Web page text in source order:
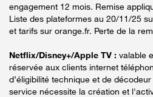
engagement 12 mois. Remise
Liste des plateformes au 20/11/25
et tarifs sur orange.fr. Perte de la
Netflix/Disney+/Apple TV : valable
réservée aux clients internet
d’éligibilité technique et de
service nécessite la création et